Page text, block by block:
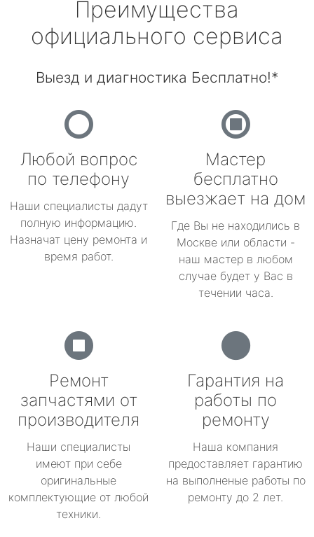
Преимущества
официального сервиса
Выезд и диагностика Бесплатно!*
Любой вопрос
по телефону
Наши специалисты дадут
полную информацию.
Назначат цену ремонта и
время работ.
Мастер
бесплатно
выезжает на дом
Где Вы не находились в
Москве или области -
наш мастер в любом
случае будет у Вас в
течении часа.
Ремонт
запчастями от
производителя
Наши специалисты
имеют при себе
оригинальные
комплектующие от любой
техники.
Гарантия на
работы по
ремонту
Наша компания
предоставляет гарантию
на выполненые работы по
ремонту до 2 лет.